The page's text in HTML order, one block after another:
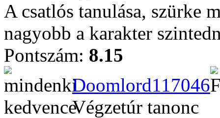
A csatlós tanulása, szürke
nagyobb a karakter
Pontszám: 8.15
Doomlord117046
Végzetúr tanonc